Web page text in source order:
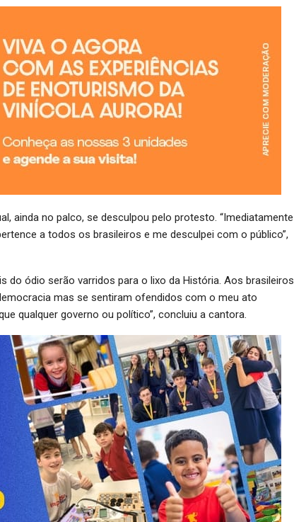
ainda no palco, se desculpou pelo protesto. “Imediatamente
a todos os brasileiros e me desculpei com o público”,
do ódio serão varridos para o lixo da História. Aos brasileiros
mas se sentiram ofendidos com o meu ato
qualquer governo ou político”, concluiu a cantora.